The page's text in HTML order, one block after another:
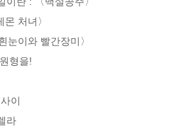
처녀〉
눈이와 빨간장미〉
형을!
이
라